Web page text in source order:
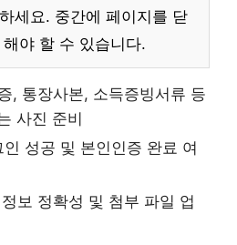
세요. 중간에 페이지를 닫
야 할 수 있습니다.
, 통장사본, 소득증빙서류 등
사진 준비
인 성공 및 본인인증 완료 여
보 정확성 및 첨부 파일 업